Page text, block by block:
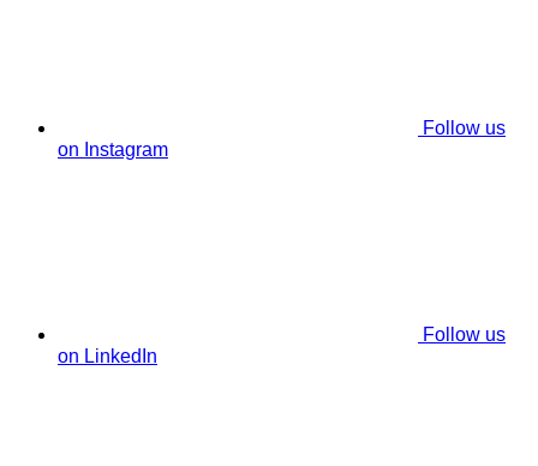
Follow us
on Instagram
Follow us
on LinkedIn